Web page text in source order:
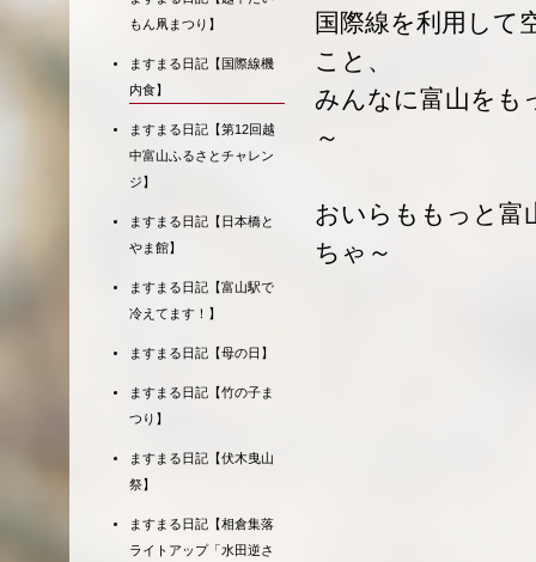
国際線を利用して
こと、
みんなに富山をも
～
おいらももっと富
ちゃ～
もん凧まつり】
ますまる日記【国際線機
内食】
ますまる日記【第12回越
中富山ふるさとチャレン
ジ】
ますまる日記【日本橋と
やま館】
ますまる日記【富山駅で
冷えてます！】
ますまる日記【母の日】
ますまる日記【竹の子ま
つり】
ますまる日記【伏木曳山
祭】
ますまる日記【相倉集落
ライトアップ「水田逆さ